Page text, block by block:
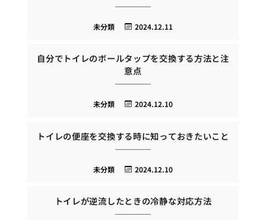
2024.12.11
未分類
自分でトイレのボールタップを交換する方法と注
意点
2024.12.10
未分類
トイレの便座を交換する時に知っておきたいこと
2024.12.10
未分類
トイレが逆流したときの冷静な対応方法